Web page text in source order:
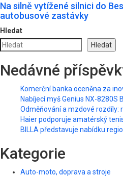
Na silně vytížené silnici do
autobusové zastávky
Hledat
Hledat
Nedávné
Komerční banka oceněna za
Nabíjecí myš Genius NX-8280S
Odměňování a mzdové rozdíly:
Haier podporuje amatérský
BILLA představuje nabídku
Kategorie
Auto-moto, doprava a stroje